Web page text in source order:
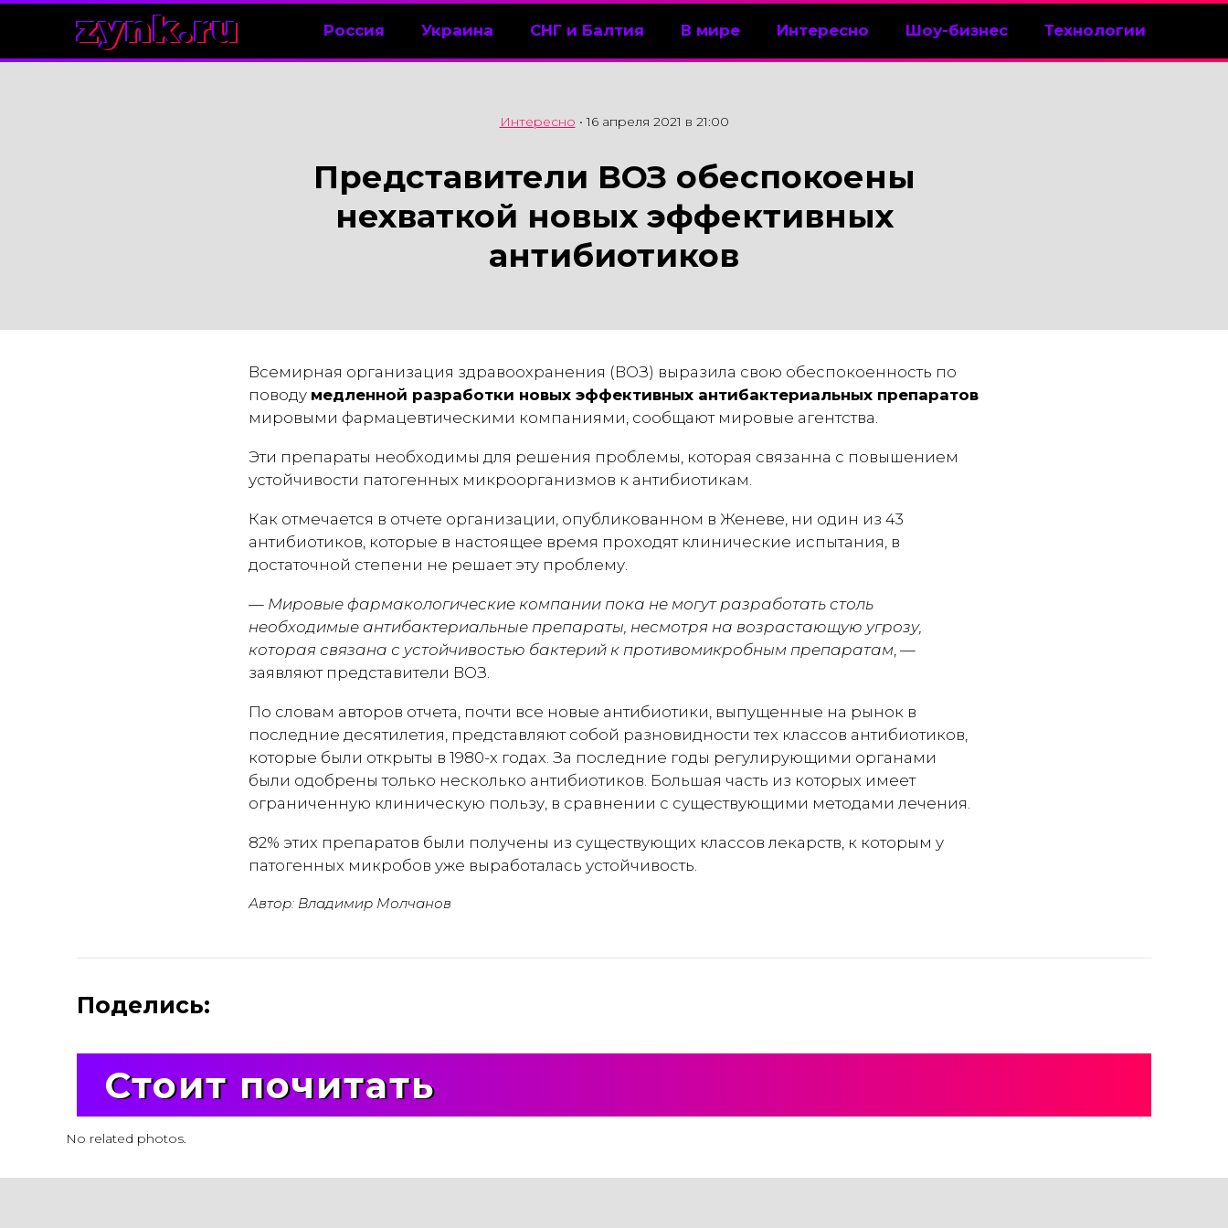
zynk.ru Россия Украина СНГ и Балтия В мире Интересно Шоу-бизнес Технологии
Интересно •16 апреля 2021 в 21:00
Представители ВОЗ обеспокоены
нехваткой новых эффективных
антибиотиков
Всемирная организация здравоохранения (ВОЗ) выразила свою обеспокоенность по
поводу медленной разработки новых эффективных антибактериальных препаратов
мировыми фармацевтическими компаниями, сообщают мировые агентства.
Эти препараты необходимы для решения проблемы, которая связанна с повышением
устойчивости патогенных микроорганизмов к антибиотикам.
Как отмечается в отчете организации, опубликованном в Женеве, ни один из 43
антибиотиков, которые в настоящее время проходят клинические испытания, в
достаточной степени не решает эту проблему.
— Мировые фармакологические компании пока не могут разработать столь
необходимые антибактериальные препараты, несмотря на возрастающую угрозу,
которая связана с устойчивостью бактерий к противомикробным препаратам, —
заявляют представители ВОЗ.
По словам авторов отчета, почти все новые антибиотики, выпущенные на рынок в
последние десятилетия, представляют собой разновидности тех классов антибиотиков,
которые были открыты в 1980-х годах. За последние годы регулирующими органами
были одобрены только несколько антибиотиков. Большая часть из которых имеет
ограниченную клиническую пользу, в сравнении с существующими методами лечения.
82% этих препаратов были получены из существующих классов лекарств, к которым у
патогенных микробов уже выработалась устойчивость.
Автор: Владимир Молчанов
Поделись:
Стоит почитать
No related photos.